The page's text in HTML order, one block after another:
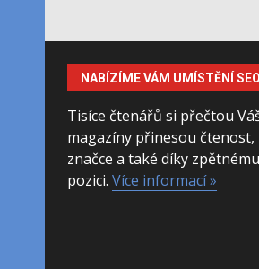
NABÍZÍME VÁM UMÍSTĚNÍ
Tisíce čtenářů si přečtou
magazíny přinesou čtenost,
značce a také díky
pozici. Více informací »